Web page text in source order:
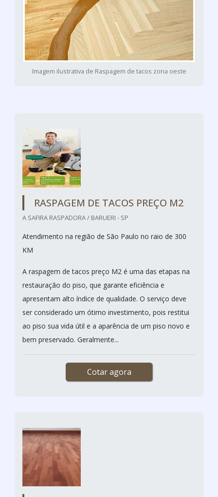
Imagem ilustrativa de Raspagem de tacos zona oeste
RASPAGEM DE TACOS PREÇO M2
A SAFIRA RASPADORA / BARUERI - SP
Atendimento na região de São Paulo no raio de 300
KM
A raspagem de tacos preço M2 é uma das etapas na
restauração do piso, que garante eficiência e
apresentam alto índice de qualidade. O serviço deve
ser considerado um ótimo investimento, pois restitui
ao piso sua vida útil e a aparência de um piso novo e
bem preservado. Geralmente...
Cotar agora